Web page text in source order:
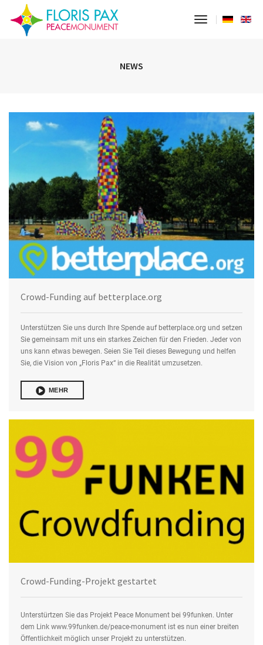
toggle
NEWS
Crowd-Funding auf betterplace.org
Unterstützen Sie uns durch Ihre Spende auf betterplace.org und setzen
Sie gemeinsam mit uns ein starkes Zeichen für den Frieden. Jeder von
uns kann etwas bewegen. Seien Sie Teil dieses Bewegung und helfen
Sie, die Vision von „Floris Pax“ in die Realität umzusetzen.
MEHR
Crowd-Funding-Projekt gestartet
Unterstürtzen Sie das Projekt Peace Monument bei 99funken. Unter
dem Link www.99funken.de/peace-monument ist es nun einer breiten
Öffentlichkeit möglich unser Projekt zu unterstützen.